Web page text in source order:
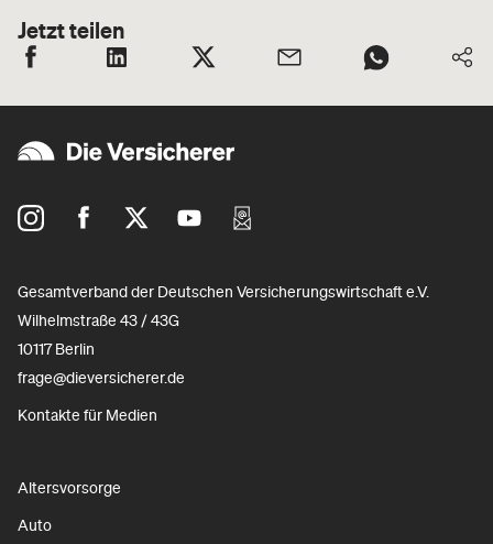
Jetzt teilen
Gesamtverband der Deutschen Versicherungswirtschaft e.V.
Wilhelmstraße 43 / 43G
10117 Berlin
frage@dieversicherer.de
Kontakte für Medien
Altersvorsorge
Auto